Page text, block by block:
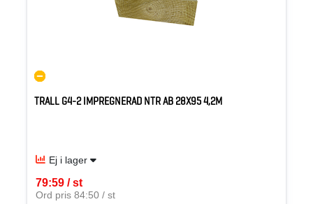
TRALL G4-2 IMPREGNERAD NTR AB 28X95 4,2M
Ej i lager
79:59 / st
SEK per ST
Ord pris 84:50 / st